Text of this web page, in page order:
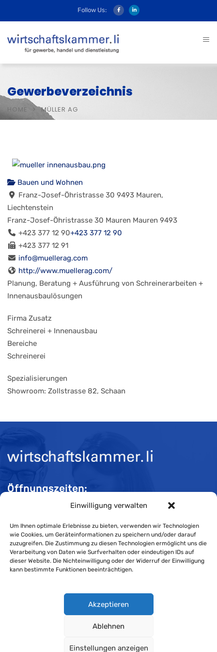
Einwilligung verwalten
Um Ihnen optimale Erlebnisse zu bieten, verwenden wir Technologien
wie Cookies, um Geräteinformationen zu speichern und/oder darauf
zuzugreifen. Die Zustimmung zu diesen Technologien ermöglicht uns die
Verarbeitung von Daten wie Surfverhalten oder eindeutigen IDs auf
dieser Website. Die Nichteinwilligung oder der Widerruf der Einwilligung
kann bestimmte Funktionen beeinträchtigen.
Akzeptieren
Ablehnen
Einstellungen anzeigen
Follow Us:
Gewerbeverzeichnis
HOME MÜLLER AG
Bauen und Wohnen
Franz-Josef-Öhristrasse 30 9493 Mauren,
Liechtenstein
Franz-Josef-Öhristrasse 30 Mauren Mauren 9493
+423 377 12 90+423 377 12 90
+423 377 12 91
info@muellerag.com
http://www.muellerag.com/
Planung, Beratung + Ausführung von Schreinerarbeiten +
Innenausbaulösungen
Firma Zusatz
Schreinerei + Innenausbau
Bereiche
Schreinerei
Spezialisierungen
Showroom: Zollstrasse 82, Schaan
Öffnungszeiten:
Mo-Do 08:00 bis 11:30 und 13:30 bis 16:30 Uhr
Fr 08:00 bis 11:30 und 13:30 bis 16:00 Uhr
Impressum
Cookie-Richtlinie